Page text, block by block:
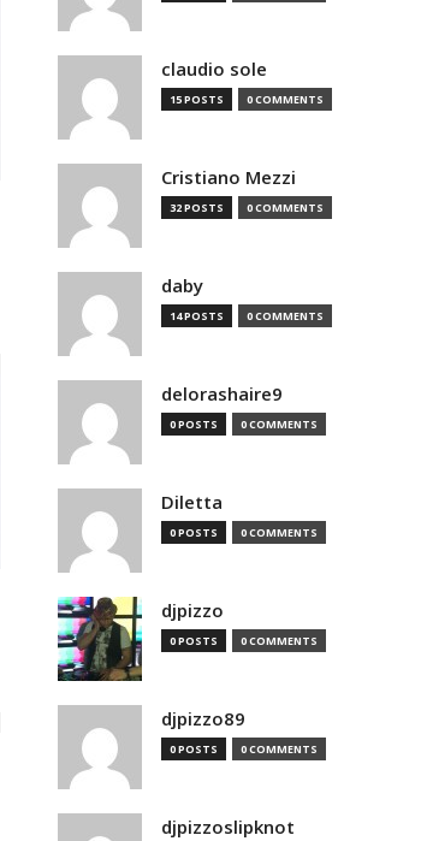
claudio sole
15 POSTS 0 COMMENTS
Cristiano Mezzi
32 POSTS 0 COMMENTS
daby
14 POSTS 0 COMMENTS
delorashaire9
0 POSTS 0 COMMENTS
Diletta
0 POSTS 0 COMMENTS
djpizzo
0 POSTS 0 COMMENTS
djpizzo89
0 POSTS 0 COMMENTS
djpizzoslipknot